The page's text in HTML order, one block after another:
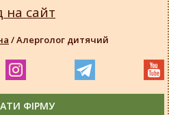
на сайт
/Алерголог дитячий
ФІРМУ